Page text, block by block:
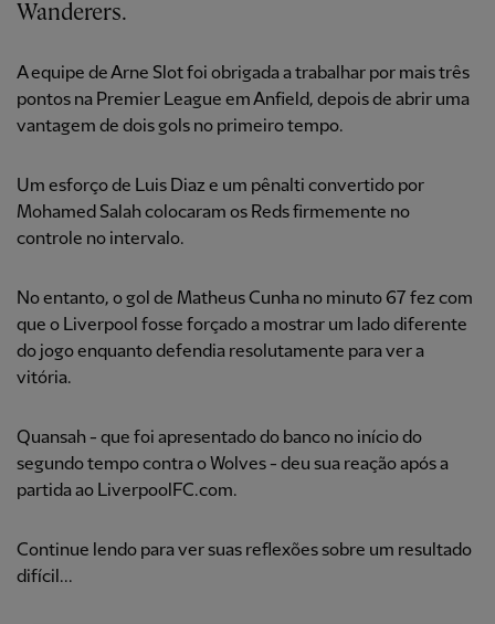
Wanderers.
A equipe de Arne Slot foi obrigada a trabalhar por mais três
pontos na Premier League em Anfield, depois de abrir uma
vantagem de dois gols no primeiro tempo.
Um esforço de Luis Diaz e um pênalti convertido por
Mohamed Salah colocaram os Reds firmemente no
controle no intervalo.
No entanto, o gol de Matheus Cunha no minuto 67 fez com
que o Liverpool fosse forçado a mostrar um lado diferente
do jogo enquanto defendia resolutamente para ver a
vitória.
Quansah - que foi apresentado do banco no início do
segundo tempo contra o Wolves - deu sua reação após a
partida ao LiverpoolFC.com.
Continue lendo para ver suas reflexões sobre um resultado
difícil...